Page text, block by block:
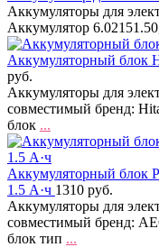
Аккумуляторы для
Аккумулятор
Аккумуляторный блок
руб.
Аккумуляторы для
совместимый бренд:
блок ...
Аккумуляторный блок
1.5 А·ч 1310 руб.
Аккумуляторы для
совместимый бренд:
блок тип ...